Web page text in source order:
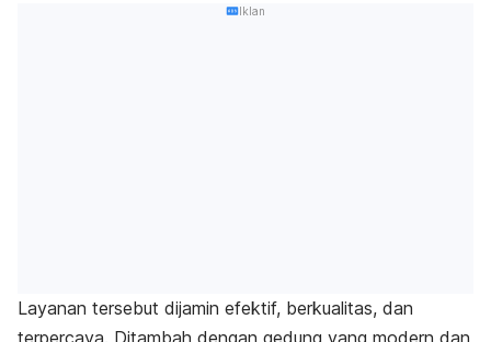
Iklan
Layanan tersebut dijamin efektif, berkualitas, dan